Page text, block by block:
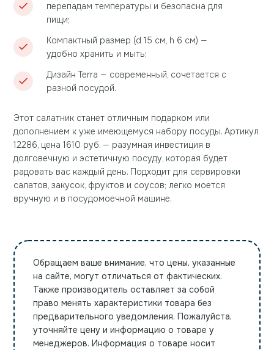
перепадам температуры и безопасна для
пищи;
Компактный размер (d 15 см, h 6 см) —
удобно хранить и мыть;
Дизайн Terra — современный, сочетается с
разной посудой.
Этот салатник станет отличным подарком или
дополнением к уже имеющемуся набору посуды. Артикул
12286, цена 1610 руб. — разумная инвестиция в
долговечную и эстетичную посуду, которая будет
радовать вас каждый день. Подходит для сервировки
салатов, закусок, фруктов и соусов; легко моется
вручную и в посудомоечной машине.
Обращаем ваше внимание, что цены, указанные
на сайте, могут отличаться от фактических.
Также производитель оставляет за собой
право менять характеристики товара без
предварительного уведомления. Пожалуйста,
уточняйте цену и информацию о товаре у
менеджеров. Информация о товаре носит